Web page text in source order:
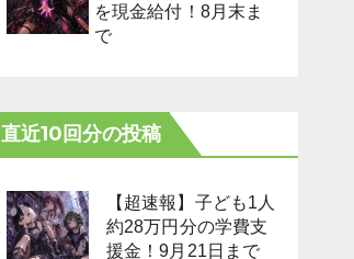
を現金給付！8月末ま
で
直近10回分の投稿
【超速報】子ども1人
約28万円分の学費支
援金！9月21日まで